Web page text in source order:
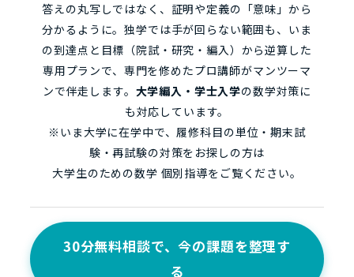
答えの丸写しではなく、証明や定義の「意味」から
分かるように。独学では手が回らない範囲も、いま
の到達点と目標（院試・研究・編入）から逆算した
専用プランで、専門を修めたプロ講師がマンツーマ
ンで伴走します。 大学編入・学士入学の数学対策に
も対応しています。
※いま大学に在学中で、履修科目の単位・期末試
験・再試験の対策をお探しの方は
大学生のための数学 個別指導をご覧ください。
30分無料相談で、今の課題を整理す
る